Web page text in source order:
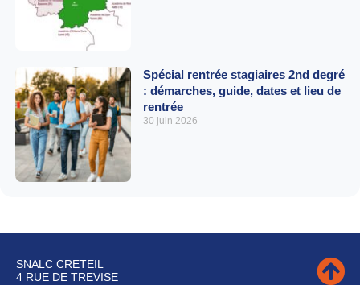
Spécial rentrée stagiaires 2nd degré
: démarches, guide, dates et lieu de
rentrée
30 juin 2026
SNALC CRETEIL
4 RUE DE TREVISE